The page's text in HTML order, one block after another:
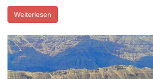
Weiterlesen